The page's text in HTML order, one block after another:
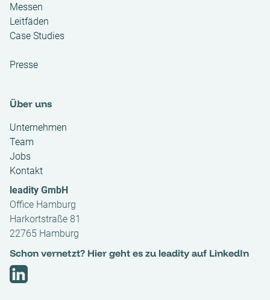
Messen
Leitfäden
Case Studies
Presse
Über uns
Unternehmen
Team
Jobs
Kontakt
leadity GmbH
Office Hamburg
Harkortstraße 81
22765 Hamburg
Schon vernetzt? Hier geht es zu leadity auf LinkedIn